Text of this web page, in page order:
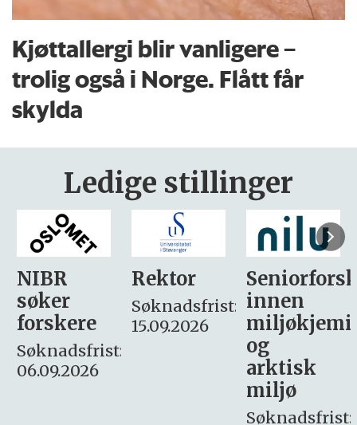
Kjøttallergi blir vanligere –
trolig også i Norge. Flått får
skylda
Ledige stillinger
Rektor
Søknadsfrist:
15.09.2026
Seniorforsker
innen
miljøkjemi
søker
– fast
Søknadsfrist:
16. august.